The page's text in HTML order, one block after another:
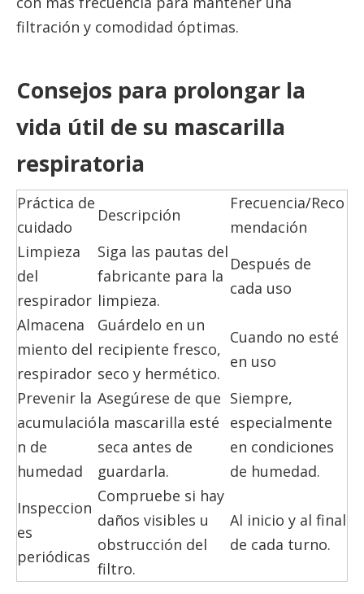
filtración y comodidad óptimas.
Consejos para prolongar la
vida útil de su mascarilla
respiratoria
Práctica de
cuidado
Descripción
Frecuencia/Reco
mendación
Limpieza
del
respirador
Siga las pautas del
fabricante para la
limpieza.
Después de
cada uso
Almacena
miento del
respirador
Guárdelo en un
recipiente fresco,
seco y hermético.
Cuando no esté
en uso
Prevenir la
acumulació
n de
humedad
Asegúrese de que
la mascarilla esté
seca antes de
guardarla.
Siempre,
especialmente
en condiciones
de humedad.
Inspeccion
es
periódicas
Compruebe si hay
daños visibles u
obstrucción del
filtro.
Al inicio y al final
de cada turno.